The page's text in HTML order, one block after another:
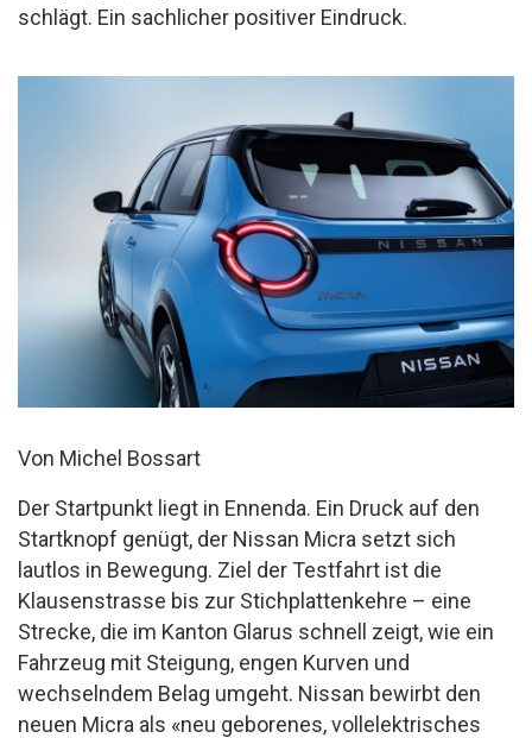
schlägt. Ein sachlicher positiver Eindruck.
Von Michel Bossart
Der Startpunkt liegt in Ennenda. Ein Druck auf den
Startknopf genügt, der Nissan Micra setzt sich
lautlos in Bewegung. Ziel der Testfahrt ist die
Klausenstrasse bis zur Stichplattenkehre – eine
Strecke, die im Kanton Glarus schnell zeigt, wie ein
Fahrzeug mit Steigung, engen Kurven und
wechselndem Belag umgeht. Nissan bewirbt den
neuen Micra als «neu geborenes, vollelektrisches